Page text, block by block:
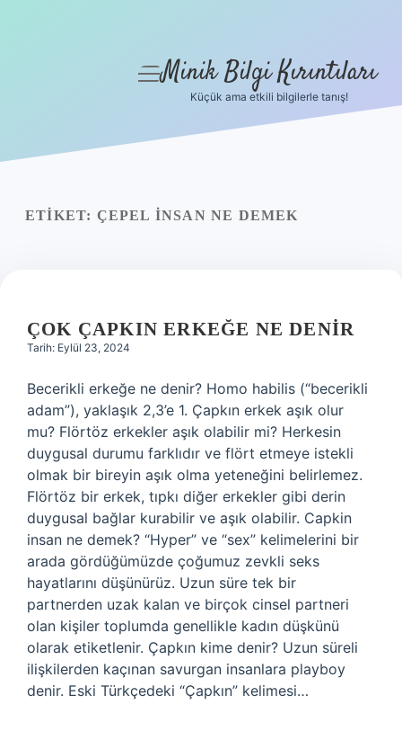
Yasal Uyarı
menüyü
Minik Bilgi Kırıntıları
Küçük ama etkili bilgilerle tanış!
ETIKET: ÇEPEL INSAN NE DEMEK
ÇOK ÇAPKIN ERKEĞE NE DENIR
Tarih: Eylül 23, 2024
Becerikli erkeğe ne denir? Homo habilis (“becerikli
adam”), yaklaşık 2,3’e 1. Çapkın erkek aşık olur
mu? Flörtöz erkekler aşık olabilir mi? Herkesin
duygusal durumu farklıdır ve flört etmeye istekli
olmak bir bireyin aşık olma yeteneğini belirlemez.
Flörtöz bir erkek, tıpkı diğer erkekler gibi derin
duygusal bağlar kurabilir ve aşık olabilir. Capkin
insan ne demek? “Hyper” ve “sex” kelimelerini bir
arada gördüğümüzde çoğumuz zevkli seks
hayatlarını düşünürüz. Uzun süre tek bir
partnerden uzak kalan ve birçok cinsel partneri
olan kişiler toplumda genellikle kadın düşkünü
olarak etiketlenir. Çapkın kime denir? Uzun süreli
ilişkilerden kaçınan savurgan insanlara playboy
denir. Eski Türkçedeki “Çapkın” kelimesi…